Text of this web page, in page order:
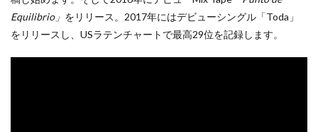
Equilibrio」 をリリース。2017年にはデビューシングル「Toda」
をリリースし、USラテンチャートで最高29位を記録します。